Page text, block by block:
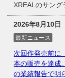
XREALのサング
2026年8月10日
最新ニュース
次回作発売前に
本の販売を達成
の業績報告で明